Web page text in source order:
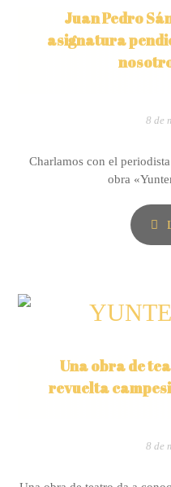
Juan Pedro
asignatura
8 de
Charlamos con el
obra
Una obra de
revuelta
8 de